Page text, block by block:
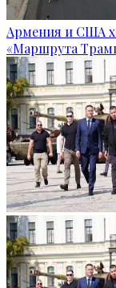
Армения и США
«Маршрута